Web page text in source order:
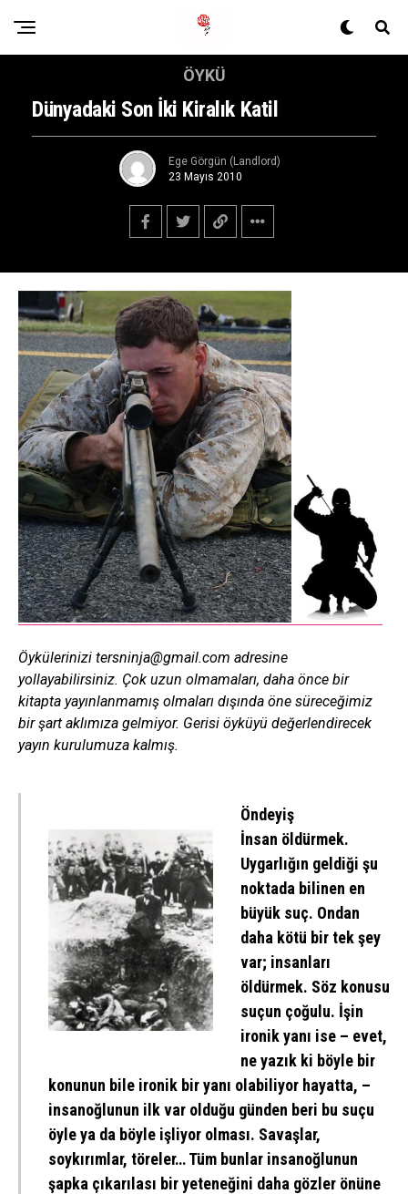
ÖYKÜ
Dünyadaki Son İki Kiralık Katil
Ege Görgün (Landlord)
23 Mayıs 2010
Öykülerinizi tersninja@gmail.com adresine
yollayabilirsiniz. Çok uzun olmamaları, daha önce bir
kitapta yayınlanmamış olmaları dışında öne süreceğimiz
bir şart aklımıza gelmiyor. Gerisi öyküyü değerlendirecek
yayın kurulumuza kalmış.
Öndeyiş
İnsan öldürmek.
Uygarlığın geldiği şu
noktada bilinen en
büyük suç. Ondan
daha kötü bir tek şey
var; insanları
öldürmek. Söz konusu
suçun çoğulu. İşin
ironik yanı ise – evet,
ne yazık ki böyle bir
konunun bile ironik bir yanı olabiliyor hayatta, –
insanoğlunun ilk var olduğu günden beri bu suçu
öyle ya da böyle işliyor olması. Savaşlar,
soykırımlar, töreler… Tüm bunlar insanoğlunun
şapka çıkarılası bir yeteneğini daha gözler önüne